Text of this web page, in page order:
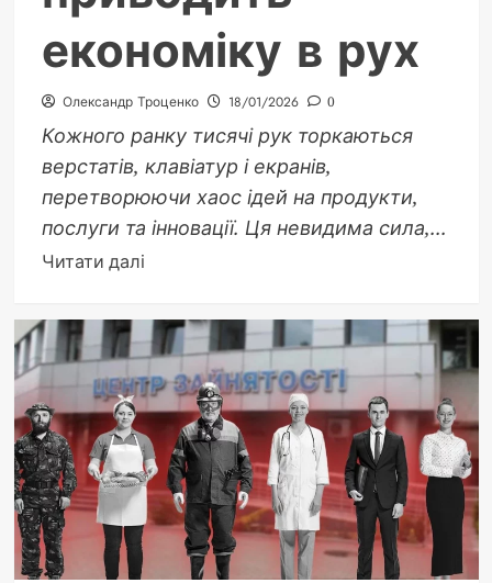
економіку в рух
Олександр Троценко 18/01/2026 0
Кожного ранку тисячі рук торкаються
верстатів, клавіатур і екранів,
перетворюючи хаос ідей на продукти,
послуги та інновації. Ця невидима сила,...
Читати даліДокладніше
Трудові
ресурси:
двигун,
що
приводить
економіку
в
рух